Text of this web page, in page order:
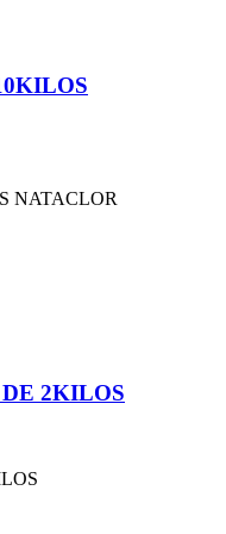
NATACLOR
2KILOS